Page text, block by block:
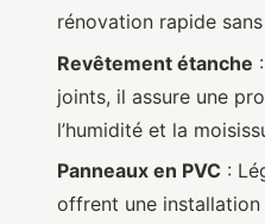
rénovation rapide
Revêtement étanche
joints, il assure une
l’humidité et la
Panneaux en PVC :
offrent une